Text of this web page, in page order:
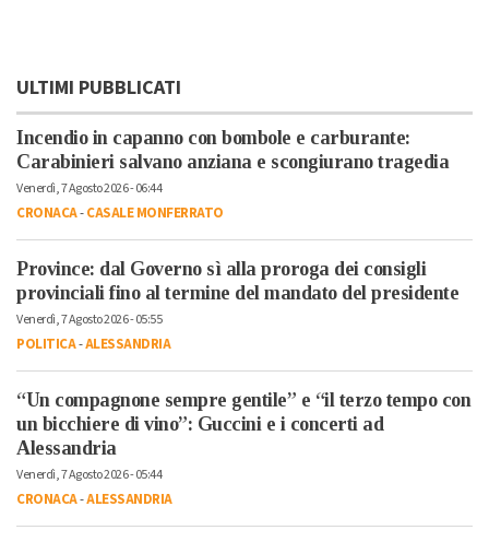
ULTIMI PUBBLICATI
Incendio in capanno con bombole e carburante:
Carabinieri salvano anziana e scongiurano tragedia
Venerdì, 7 Agosto 2026 - 06:44
CRONACA-CASALE MONFERRATO
Province: dal Governo sì alla proroga dei consigli
provinciali fino al termine del mandato del presidente
Venerdì, 7 Agosto 2026 - 05:55
POLITICA-ALESSANDRIA
“Un compagnone sempre gentile” e “il terzo tempo con
un bicchiere di vino”: Guccini e i concerti ad
Alessandria
Venerdì, 7 Agosto 2026 - 05:44
CRONACA-ALESSANDRIA